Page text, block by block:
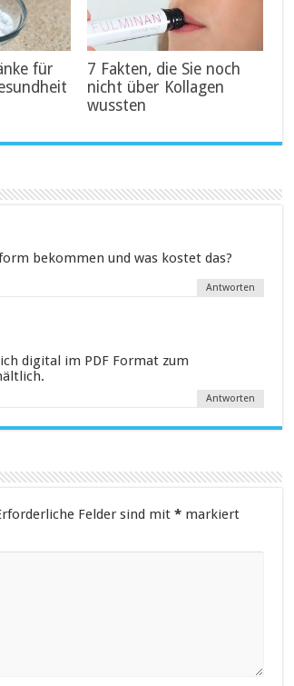
für
7 Fakten, die Sie noch
nicht über Kollagen
wussten
bekommen und was kostet das?
Antworten
digital im PDF Format zum
Antworten
Felder sind mit *markiert